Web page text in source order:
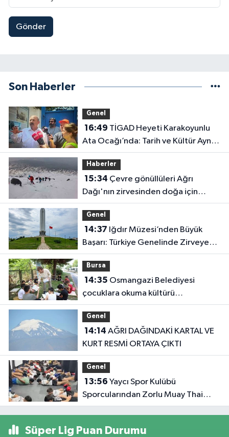
Gönder
Son Haberler
Genel
16:49
Ata Ocağı’nda: Tarih ve Kültür Aynı
Çatı Altında Buluştu
Haberler
15:34
Dağı'nın zirvesinden doğa için
seslendi
Genel
14:37
Başarı: Türkiye Genelinde Zirveye
Yerleşti!
Bursa
14:35
çocuklara okuma kültürü
kazandırıyor
Genel
14:14
KURT RESMİ ORTAYA ÇIKTI
Genel
13:56
Sporcularından Zorlu Muay Thai
Eğitimi
Süper Lig Puan Durumu